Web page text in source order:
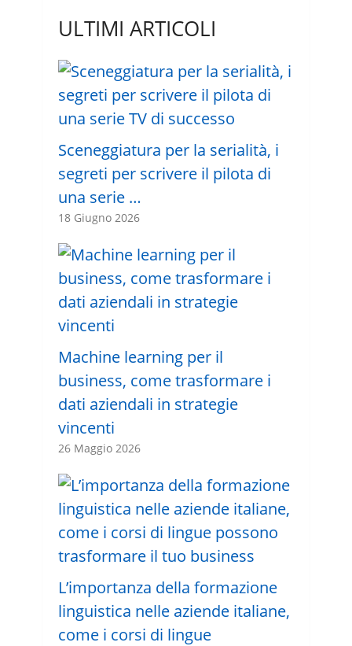
ULTIMI ARTICOLI
Sceneggiatura per la serialità, i
segreti per scrivere il pilota di
una serie …
18 Giugno 2026
Machine learning per il
business, come trasformare i
dati aziendali in strategie
vincenti
26 Maggio 2026
L’importanza della formazione
linguistica nelle aziende italiane,
come i corsi di lingue